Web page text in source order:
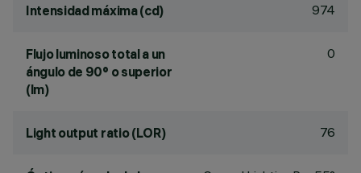
Intensidad máxima (cd) 974
Flujo luminoso total a un
ángulo de 90° o superior
(lm)
0
Light output ratio (LOR) 76